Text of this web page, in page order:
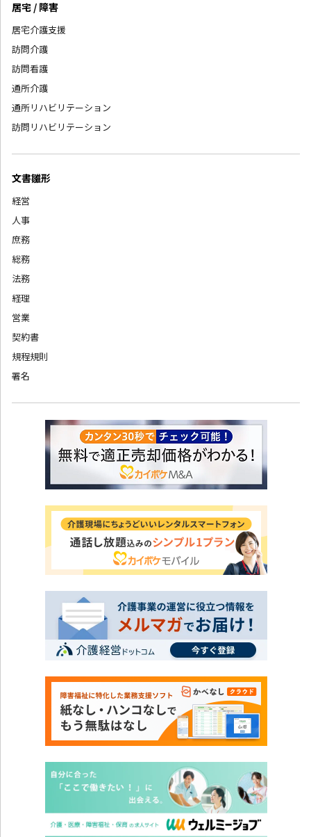
居宅 / 障害
居宅介護支援
訪問介護
訪問看護
通所介護
通所リハビリテーション
訪問リハビリテーション
文書雛形
経営
人事
庶務
総務
法務
経理
営業
契約書
規程規則
署名